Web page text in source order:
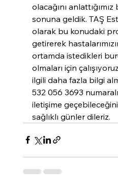
olacağını anlattığımız
sonuna geldik. TAŞ
olarak bu konudaki
getirerek
ortamda istedikleri
olmaları için
ilgili daha fazla bilgi
532 056 3693
iletişime
sağlıklı günler dileriz.